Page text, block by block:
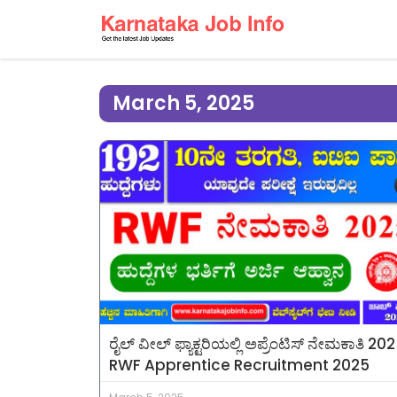
March 5, 2025
ರೈಲ್ ವೀಲ್ ಫ್ಯಾಕ್ಟರಿಯಲ್ಲಿ ಅಪ್ರೆಂಟಿಸ್ ನೇಮಕಾತಿ
RWF Apprentice Recruitment 2025